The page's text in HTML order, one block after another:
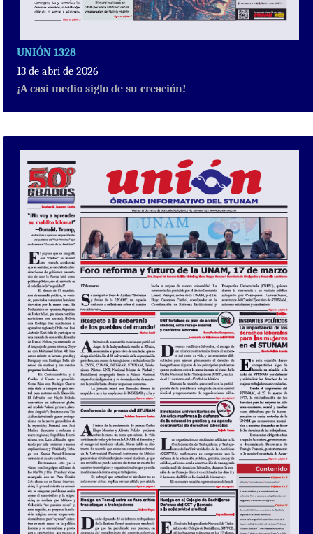
UNIÓN 1328
13 de abri de 2026
¡A casi medio siglo de su creación!